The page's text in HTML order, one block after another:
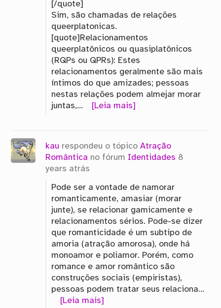
[/quote]
Sim, são chamadas de relações
queerplatonicas.
[quote]Relacionamentos
queerplatônicos ou quasiplatônicos
(RQPs ou QPRs): Estes
relacionamentos geralmente são mais
íntimos do que amizades; pessoas
nestas relações podem almejar morar
juntas,…
[Leia mais]
kau respondeu o tópicoAtração
Romântica no fórum Identidades 8
years atrás
Pode ser a vontade de namorar
romanticamente, amasiar (morar
junte), se relacionar gamicamente e
relacionamentos sérios. Pode-se dizer
que romanticidade é um subtipo de
amoria (atração amorosa), onde há
monoamor e poliamor. Porém, como
romance e amor romântico são
construções sociais (empiristas),
pessoas podem tratar seus relaciona…
[Leia mais]